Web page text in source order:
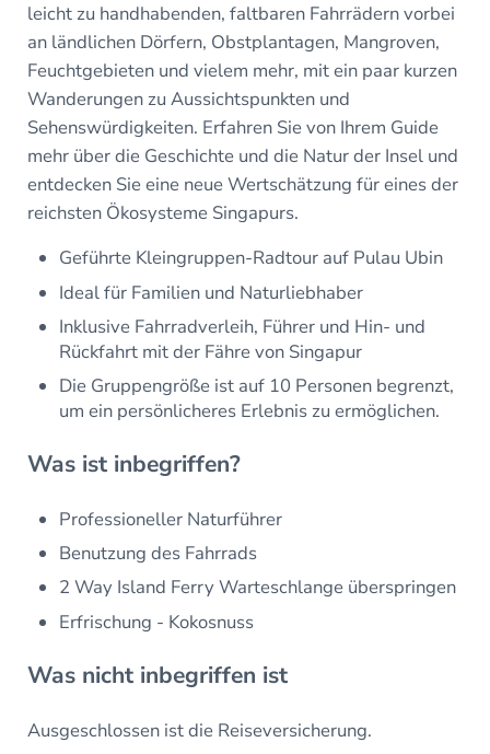
leicht zu handhabenden, faltbaren Fahrrädern vorbei
an ländlichen Dörfern, Obstplantagen, Mangroven,
Feuchtgebieten und vielem mehr, mit ein paar kurzen
Wanderungen zu Aussichtspunkten und
Sehenswürdigkeiten. Erfahren Sie von Ihrem Guide
mehr über die Geschichte und die Natur der Insel und
entdecken Sie eine neue Wertschätzung für eines der
reichsten Ökosysteme Singapurs.
Geführte Kleingruppen-Radtour auf Pulau Ubin
Ideal für Familien und Naturliebhaber
Inklusive Fahrradverleih, Führer und Hin- und
Rückfahrt mit der Fähre von Singapur
Die Gruppengröße ist auf 10 Personen begrenzt,
um ein persönlicheres Erlebnis zu ermöglichen.
Was ist inbegriffen?
Professioneller Naturführer
Benutzung des Fahrrads
2 Way Island Ferry Warteschlange überspringen
Erfrischung - Kokosnuss
Was nicht inbegriffen ist
Ausgeschlossen ist die Reiseversicherung.